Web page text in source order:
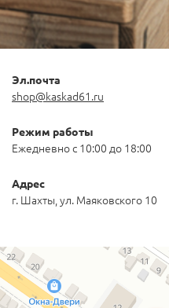
Эл.почта
shop@kaskad61.ru
Режим работы
Ежедневно с 10:00 до 18:00
Адрес
г. Шахты, ул. Маяковского 10